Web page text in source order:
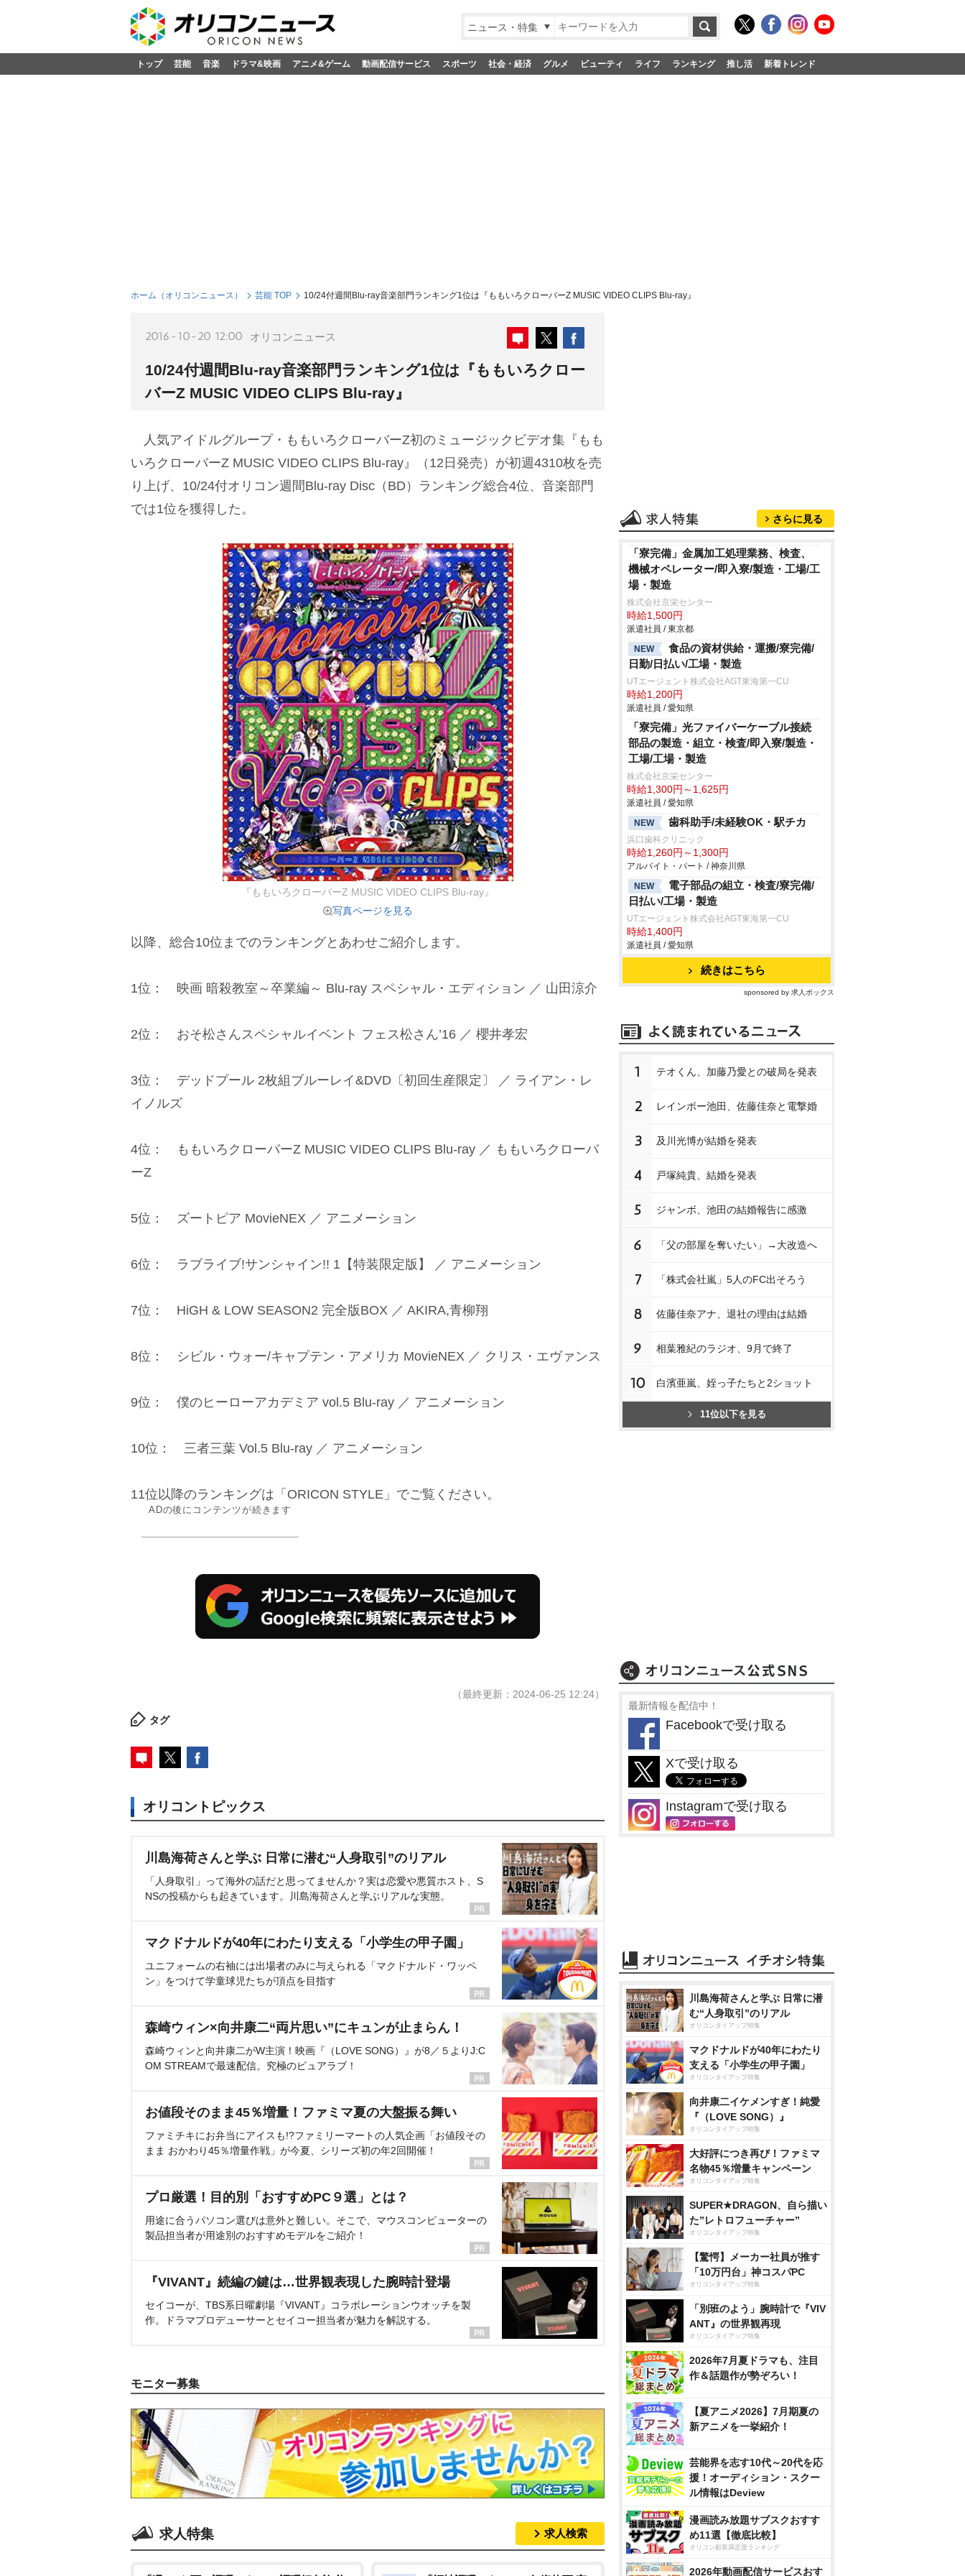
ニュース・特集
トップ 芸能 音楽 ドラマ&映画 アニメ&ゲーム 動画配信サービス スポーツ 社会・経済 グルメ ビューティ ライフ ランキング 推し活 新着トレンド
ホーム（オリコンニュース） 芸能 TOP 10/24付週間Blu-ray音楽部門ランキング1位は『ももいろクローバーZ MUSIC VIDEO CLIPS Blu-ray』
2016-10-20 12:00 オリコンニュース
10/24付週間Blu-ray音楽部門ランキング1位は『ももいろクロー
バーZ MUSIC VIDEO CLIPS Blu-ray』
人気アイドルグループ・ももいろクローバーZ初のミュージックビデオ集『もも
いろクローバーZ MUSIC VIDEO CLIPS Blu-ray』（12日発売）が初週4310枚を売
り上げ、10/24付オリコン週間Blu-ray Disc（BD）ランキング総合4位、音楽部門
では1位を獲得した。
『ももいろクローバーZ MUSIC VIDEO CLIPS Blu-ray』
写真ページを見る
以降、総合10位までのランキングとあわせご紹介します。
1位： 映画 暗殺教室～卒業編～ Blu-ray スペシャル・エディション ／ 山田涼介
2位： おそ松さんスペシャルイベント フェス松さん’16 ／ 櫻井孝宏
3位： デッドプール 2枚組ブルーレイ&DVD〔初回生産限定〕 ／ ライアン・レ
イノルズ
4位： ももいろクローバーZ MUSIC VIDEO CLIPS Blu-ray ／ ももいろクローバ
ーZ
5位： ズートピア MovieNEX ／ アニメーション
6位： ラブライブ!サンシャイン!! 1【特装限定版】 ／ アニメーション
7位： HiGH & LOW SEASON2 完全版BOX ／ AKIRA,青柳翔
8位： シビル・ウォー/キャプテン・アメリカ MovieNEX ／ クリス・エヴァンス
9位： 僕のヒーローアカデミア vol.5 Blu-ray ／ アニメーション
10位： 三者三葉 Vol.5 Blu-ray ／ アニメーション
11位以降のランキングは「ORICON STYLE」でご覧ください。
ADの後にコンテンツが続きます
（最終更新：2024-06-25 12:24）
タグ
オリコントピックス
川島海荷さんと学ぶ 日常に潜む“人身取引”のリアル
「人身取引」って海外の話だと思ってませんか？実は恋愛や悪質ホスト、S
NSの投稿からも起きています。川島海荷さんと学ぶリアルな実態。
マクドナルドが40年にわたり支える「小学生の甲子園」
ユニフォームの右袖には出場者のみに与えられる「マクドナルド・ワッペ
ン」をつけて学童球児たちが頂点を目指す
森崎ウィン×向井康二“両片思い”にキュンが止まらん！
森崎ウィンと向井康二がW主演！映画『（LOVE SONG）』が8／５よりJ:C
OM STREAMで最速配信。究極のピュアラブ！
お値段そのまま45％増量！ファミマ夏の大盤振る舞い
ファミチキにお弁当にアイスも!?ファミリーマートの人気企画「お値段その
まま おかわり45％増量作戦」が今夏、シリーズ初の年2回開催！
プロ厳選！目的別「おすすめPC９選」とは？
用途に合うパソコン選びは意外と難しい。そこで、マウスコンピューターの
製品担当者が用途別のおすすめモデルをご紹介！
『VIVANT』続編の鍵は…世界観表現した腕時計登場
セイコーが、TBS系日曜劇場『VIVANT』コラボレーションウオッチを製
作。ドラマプロデューサーとセイコー担当者が魅力を解説する。
モニター募集
求人特集 求人検索
さらに見る
「寮完備」金属加工処理業務、検査、
機械オペレーター/即入寮/製造・工場/工
場・製造
株式会社京栄センター
時給1,500円
派遣社員 / 東京都
NEW
食品の資材供給・運搬/寮完備/
日勤/日払い/工場・製造
UTエージェント株式会社AGT東海第一CU
時給1,200円
派遣社員 / 愛知県
「寮完備」光ファイバーケーブル接続
部品の製造・組立・検査/即入寮/製造・
工場/工場・製造
株式会社京栄センター
時給1,300円～1,625円
派遣社員 / 愛知県
NEW
歯科助手/未経験OK・駅チカ
浜口歯科クリニック
時給1,260円～1,300円
アルバイト・パート / 神奈川県
NEW
電子部品の組立・検査/寮完備/
日払い/工場・製造
UTエージェント株式会社AGT東海第一CU
時給1,400円
派遣社員 / 愛知県
続きはこちら
sponsored by 求人ボックス
1 テオくん、加藤乃愛との破局を発表
2 レインボー池田、佐藤佳奈と電撃婚
3 及川光博が結婚を発表
4 戸塚純貴、結婚を発表
5 ジャンボ、池田の結婚報告に感激
6 「父の部屋を奪いたい」→大改造へ
7 「株式会社嵐」5人のFC出そろう
8 佐藤佳奈アナ、退社の理由は結婚
9 相葉雅紀のラジオ、9月で終了
10 白濱亜嵐、姪っ子たちと2ショット
11位以下を見る
最新情報を配信中！
Facebookで受け取る
Xで受け取る
Instagramで受け取る
川島海荷さんと学ぶ 日常に潜
む“人身取引”のリアル
オリコンタイアップ特集
マクドナルドが40年にわたり
支える「小学生の甲子園」
オリコンタイアップ特集
向井康二イケメンすぎ！純愛
『（LOVE SONG）』
オリコンタイアップ特集
大好評につき再び！ファミマ
名物45％増量キャンペーン
オリコンタイアップ特集
SUPER★DRAGON、自ら描い
た”レトロフューチャー”
オリコンタイアップ特集
【驚愕】メーカー社員が推す
「10万円台」神コスパPC
オリコンタイアップ特集
「別班のよう」腕時計で『VIV
ANT』の世界観再現
オリコンタイアップ特集
2026年7月夏ドラマも、注目
作＆話題作が勢ぞろい！
【夏アニメ2026】7月期夏の
新アニメを一挙紹介！
芸能界を志す10代～20代を応
援！オーディション・スクー
ル情報はDeview
漫画読み放題サブスクおすす
め11選【徹底比較】
オリコン顧客満足度ランキング
2026年動画配信サービスおす